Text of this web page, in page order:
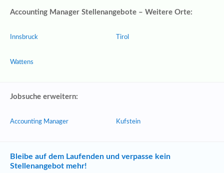
Accounting Manager Stellenangebote – Weitere Orte:
Innsbruck
Wattens
Tirol
Jobsuche erweitern:
Accounting Manager Kufstein
Bleibe auf dem Laufenden und verpasse kein
Stellenangebot mehr!